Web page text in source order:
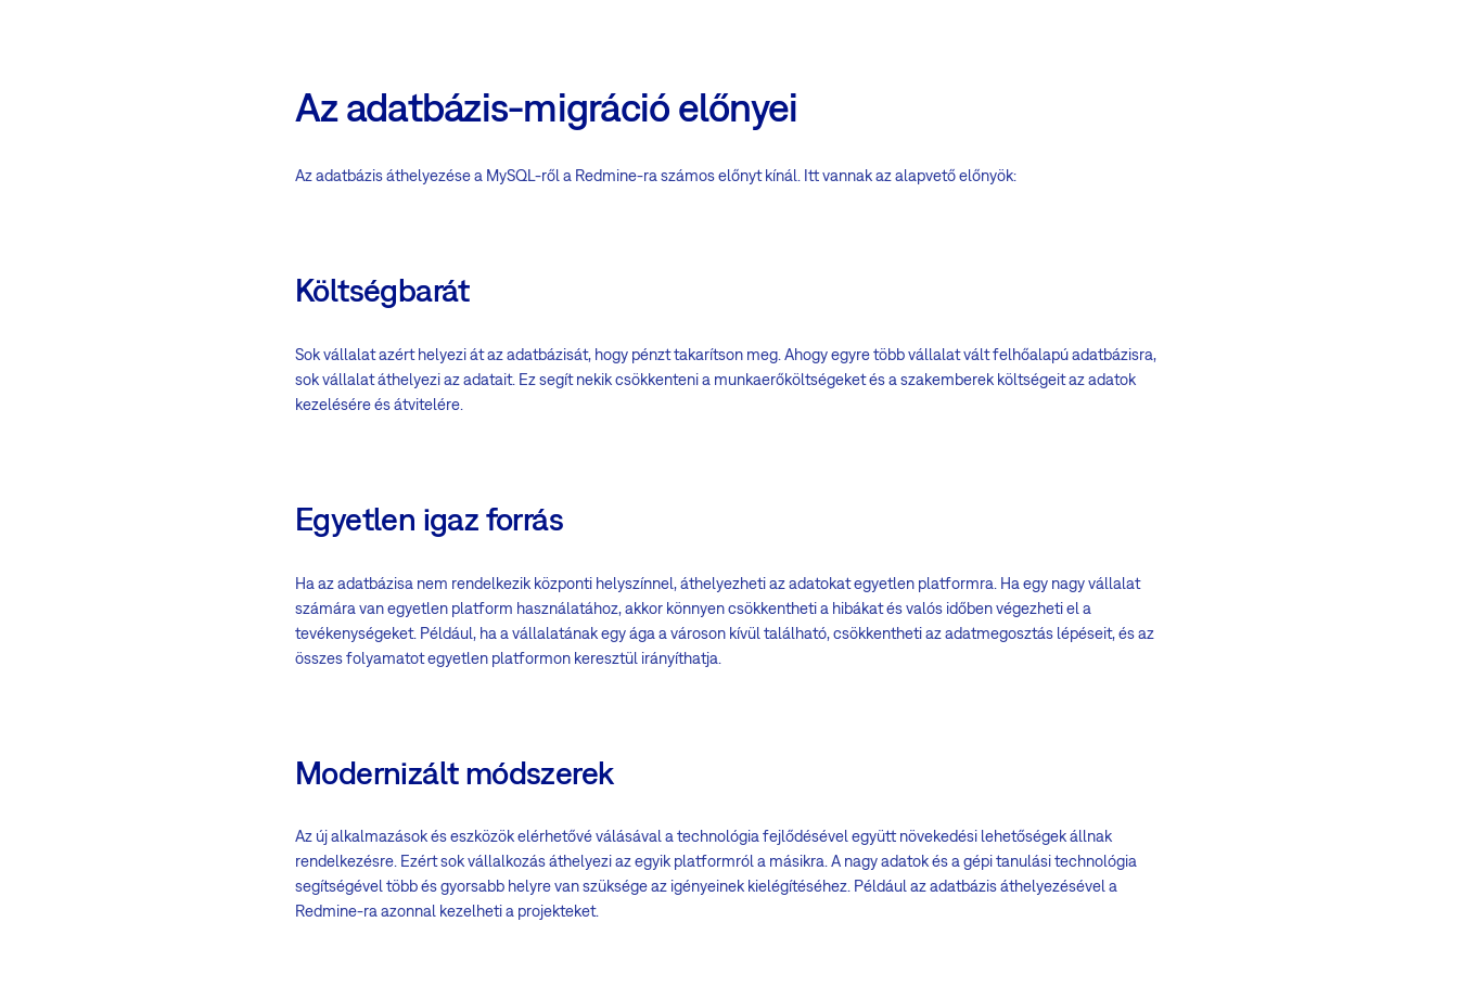
Az adatbázis-migráció előnyei
Az adatbázis áthelyezése a MySQL-ről a Redmine-ra számos előnyt kínál. Itt vannak az alapvető előnyök:
Költségbarát
Sok vállalat azért helyezi át az adatbázisát, hogy pénzt takarítson meg. Ahogy egyre több vállalat vált felhőalapú adatbázisra,
sok vállalat áthelyezi az adatait. Ez segít nekik csökkenteni a munkaerőköltségeket és a szakemberek költségeit az adatok
kezelésére és átvitelére.
Egyetlen igaz forrás
Ha az adatbázisa nem rendelkezik központi helyszínnel, áthelyezheti az adatokat egyetlen platformra. Ha egy nagy vállalat
számára van egyetlen platform használatához, akkor könnyen csökkentheti a hibákat és valós időben végezheti el a
tevékenységeket. Például, ha a vállalatának egy ága a városon kívül található, csökkentheti az adatmegosztás lépéseit, és az
összes folyamatot egyetlen platformon keresztül irányíthatja.
Modernizált módszerek
Az új alkalmazások és eszközök elérhetővé válásával a technológia fejlődésével együtt növekedési lehetőségek állnak
rendelkezésre. Ezért sok vállalkozás áthelyezi az egyik platformról a másikra. A nagy adatok és a gépi tanulási technológia
segítségével több és gyorsabb helyre van szüksége az igényeinek kielégítéséhez. Például az adatbázis áthelyezésével a
Redmine-ra azonnal kezelheti a projekteket.